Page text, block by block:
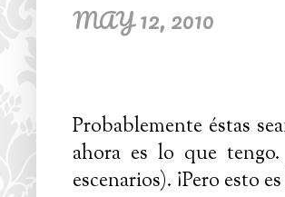
MAY 12, 2010
Probablemente éstas
ahora es lo que
escenarios). ¡Pero esto